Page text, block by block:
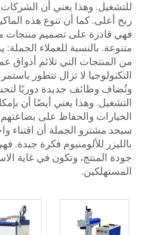
للتشغيل. وهذا يعني أن
ربح أعلى. كما أن تنوع هذه
فهي قادرة على تصميم منتجات
متنوعة. بالنسبة للعملاء
من المنتجات التي تلائم أذواق
التكنولوجيا لا تزال تتطور
وتُضاف وظائف جديدة دوريًا
التشغيل. وهذا يعني أيضًا أن
الخيارات والحفاظ على
سيجد مشترو الجملة أن اقتناء
بالليزر للألومنيوم فكرة
جودة المنتج، وتكون في غاية
المستهلكين.